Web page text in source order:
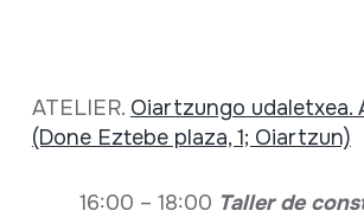
ATELIER. Oiartzungo udaletxea.
(Done Eztebe plaza, 1; Oiartzun)
16:00 – 18:00 Taller de